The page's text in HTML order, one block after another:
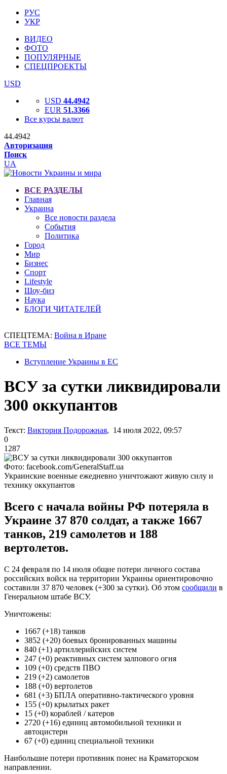
РУС
УКР
ВИДЕО
ФОТО
ПОПУЛЯРНЫЕ
СПЕЦПРОЕКТЫ
USD
USD 44.4942
EUR 51.3366
Все курсы валют
44.4942
Авторизация
Поиск
UA
ВСЕ РАЗДЕЛЫ
Главная
Украина
Все новости раздела
События
Политика
Город
Мир
Бизнес
Спорт
Lifestyle
Шоу-биз
Наука
БЛОГИ ЧИТАТЕЛЕЙ
СПЕЦТЕМА: Война в Иране
ВСЕ ТЕМЫ
Вступление Украины в ЕС
ВСУ за сутки ликвидировали
300 оккупантов
Текст: Виктория Подорожная, 14 июля 2022, 09:57
0
1287
Фото: facebook.com/GeneralStaff.ua
Украинские военные ежедневно уничтожают живую силу и
технику оккупантов
Всего с начала войны РФ потеряла в
Украине 37 870 солдат, а также 1667
танков, 219 самолетов и 188
вертолетов.
С 24 февраля по 14 июля общие потери личного состава
российских войск на территории Украины ориентировочно
составили 37 870 человек (+300 за сутки). Об этом сообщили в
Генеральном штабе ВСУ.
Уничтожены:
1667 (+18) танков
3852 (+20) боевых бронированных машины
840 (+1) артиллерийских систем
247 (+0) реактивных систем залпового огня
109 (+0) средств ПВО
219 (+2) самолетов
188 (+0) вертолетов
681 (+3) БПЛА оперативно-тактического уровня
155 (+0) крылатых ракет
15 (+0) кораблей / катеров
2720 (+16) единиц автомобильной техники и
автоцистерн
67 (+0) единиц специальной техники
Наибольшие потери противник понес на Краматорском
направлении.